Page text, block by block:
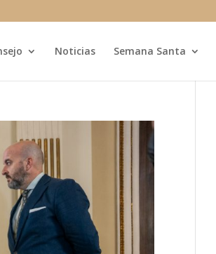
Noticias Semana Santa